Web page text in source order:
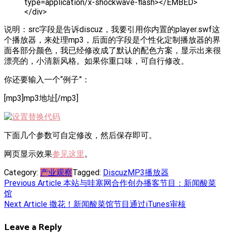
type=application/x-shockwave-flash></EMBED>
</div>
说明：src字段是告诉discuz，我要引用你内置的player.swf这
个播放器，来处理mp3，后面的字段是个性化定制播放器的界
面各部分颜色，我已经修改成了默认的配色方案，显示出来很
漂亮的，小清新风格。如果你重口味，可自行修改。
你还要输入一个“例子”：
[mp3]mp3地址[/mp3]
下面几个参数可自定修改，然后保存即可。
网页显示效果参见这里。
Category: 产业观察Tagged: DiscuzMP3播放器
Post
navigation
Previous Article 本站与哇塞网合作创办播客节目：新闻酸菜
馆
Next Article 撒花！新闻酸菜馆节目通过iTunes审核
Leave a Reply